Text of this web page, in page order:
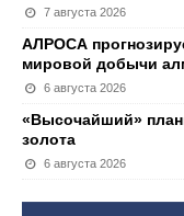
7 августа 2026
АЛРОСА
мировой добычи
6 августа 2026
«Высочайший»
золота
6 августа 2026